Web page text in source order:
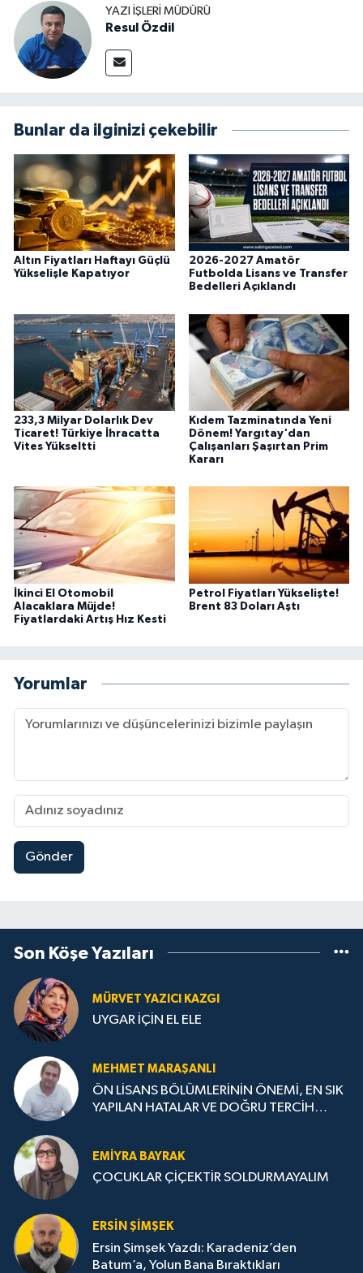
YAZI İŞLERI MÜDÜRÜ
Resul Özdil
Bunlar da ilginizi çekebilir
Altın Fiyatları Haftayı Güçlü
Yükselişle Kapatıyor
2026-2027 Amatör
Futbolda Lisans ve Transfer
Bedelleri Açıklandı
233,3 Milyar Dolarlık Dev
Ticaret! Türkiye İhracatta
Vites Yükseltti
Kıdem Tazminatında Yeni
Dönem! Yargıtay'dan
Çalışanları Şaşırtan Prim
Kararı
İkinci El Otomobil
Alacaklara Müjde!
Fiyatlardaki Artış Hız Kesti
Petrol Fiyatları Yükselişte!
Brent 83 Doları Aştı
Yorumlar
Gönder
Son Köşe Yazıları
MÜRVET YAZICI KAZGI
UYGAR İÇİN EL ELE
MEHMET MARAŞANLI
ÖN LİSANS BÖLÜMLERİNİN ÖNEMİ, EN SIK
YAPILAN HATALAR VE DOĞRU TERCİH
EMIYRA BAYRAK
ÇOCUKLAR ÇİÇEKTİR SOLDURMAYALIM
ERSIN ŞIMŞEK
Ersin Şimşek Yazdı: Karadeniz’den
Batum’a, Yolun Bana Bıraktıkları